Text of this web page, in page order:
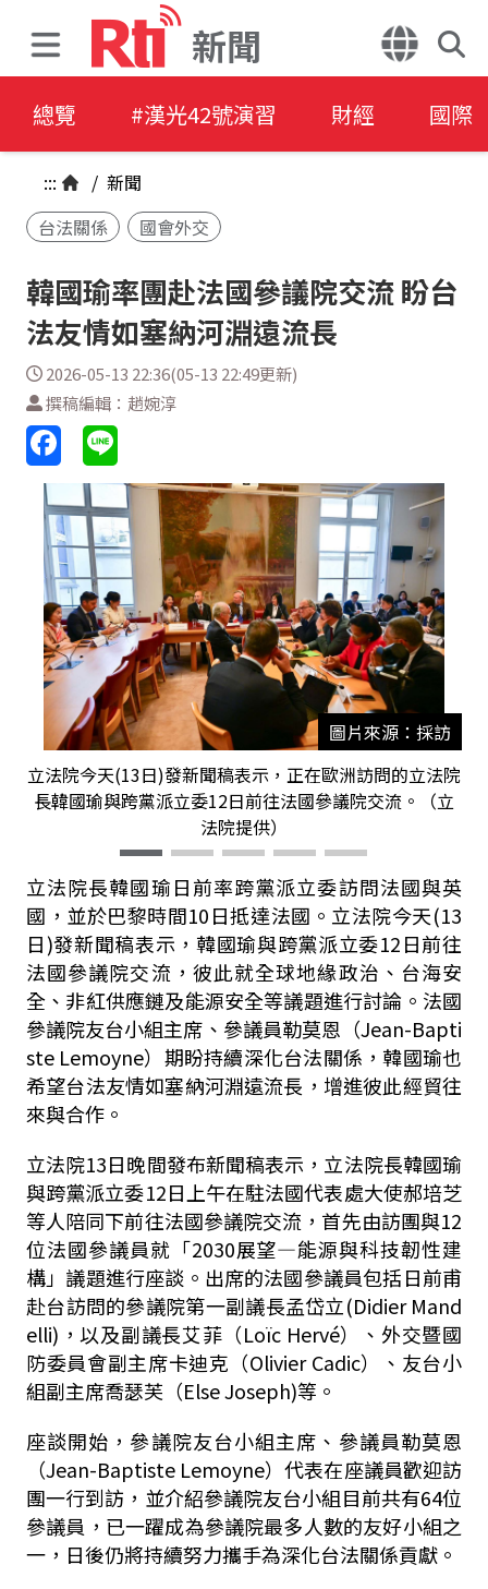
新聞
總覽 #漢光42號演習 財經 國際
::: / 新聞
台法關係
國會外交
韓國瑜率團赴法國參議院交流 盼台
法友情如塞納河淵遠流長
2026-05-13 22:36(05-13 22:49更新)
撰稿編輯：趙婉淳
圖片來源：採訪
立法院今天(13日)發新聞稿表示，正在歐洲訪問的立法院
長韓國瑜與跨黨派立委12日前往法國參議院交流。（立
法院提供）
立法院長韓國瑜日前率跨黨派立委訪問法國與英
國，並於巴黎時間10日抵達法國。立法院今天(13
日)發新聞稿表示，韓國瑜與跨黨派立委12日前往
法國參議院交流，彼此就全球地緣政治、台海安
全、非紅供應鏈及能源安全等議題進行討論。法國
參議院友台小組主席、參議員勒莫恩（Jean-Bapti
ste Lemoyne）期盼持續深化台法關係，韓國瑜也
希望台法友情如塞納河淵遠流長，增進彼此經貿往
來與合作。
立法院13日晚間發布新聞稿表示，立法院長韓國瑜
與跨黨派立委12日上午在駐法國代表處大使郝培芝
等人陪同下前往法國參議院交流，首先由訪團與12
位法國參議員就「2030展望—能源與科技韌性建
構」議題進行座談。出席的法國參議員包括日前甫
赴台訪問的參議院第一副議長孟岱立(Didier Mand
elli)，以及副議長艾菲（Loïc Hervé）、外交暨國
防委員會副主席卡迪克（Olivier Cadic）、友台小
組副主席喬瑟芙（Else Joseph)等。
座談開始，參議院友台小組主席、參議員勒莫恩
（Jean-Baptiste Lemoyne）代表在座議員歡迎訪
團一行到訪，並介紹參議院友台小組目前共有64位
參議員，已一躍成為參議院最多人數的友好小組之
一，日後仍將持續努力攜手為深化台法關係貢獻。